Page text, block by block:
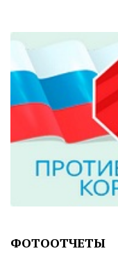
ФОТООТЧЕТЫ